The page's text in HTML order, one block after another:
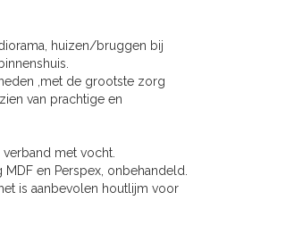
huizen/bruggen bij
,met de grootste zorg
van prachtige en
met vocht.
en Perspex, onbehandeld.
is aanbevolen houtlijm voor